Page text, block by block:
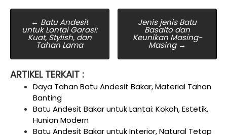
Post
navigation
← Batu Andesit
untuk Lantai Garasi:
Kuat, Stylish, dan
Tahan Lama
Jenis jenis Batu
Basalto dan
Keunikan Masing-
Masing →
ARTIKEL TERKAIT :
Daya Tahan Batu Andesit Bakar, Material Tahan
Banting
Batu Andesit Bakar untuk Lantai: Kokoh, Estetik,
Hunian Modern
Batu Andesit Bakar untuk Interior, Natural Tetap